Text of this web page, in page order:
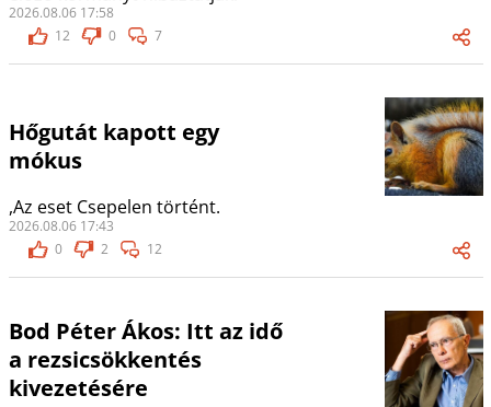
2026.08.06 17:58
12
0 7
Hőgutát kapott egy
mókus
,Az eset Csepelen történt.
2026.08.06 17:43
0
2 12
Bod Péter Ákos: Itt az idő
a rezsicsökkentés
kivezetésére